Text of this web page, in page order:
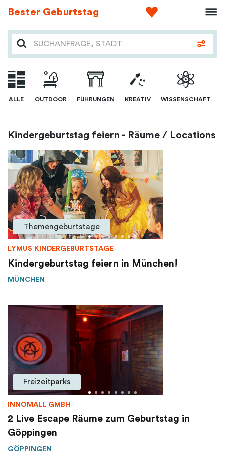
Bester Geburtstag
ALLE OUTDOOR FÜHRUNGEN KREATIV WISSENSCHAFT
Kindergeburtstag feiern - Räume / Locations
Themengeburtstage
LYMUS KINDERGEBURTSTAGE
Kindergeburtstag feiern in München!
MÜNCHEN
Freizeitparks
INNOMALL GMBH
2 Live Escape Räume zum Geburtstag in
Göppingen
GÖPPINGEN